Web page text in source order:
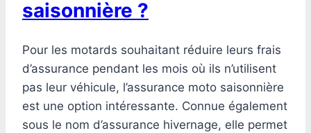
saisonnière ?
Pour les motards souhaitant réduire leurs frais
d’assurance pendant les mois où ils n’utilisent
pas leur véhicule, l’assurance moto saisonnière
est une option intéressante. Connue également
sous le nom d’assurance hivernage, elle permet